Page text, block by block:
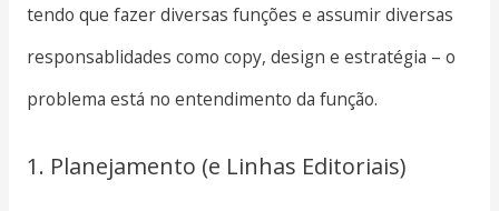
tendo que fazer diversas funções e assumir diversas
responsablidades como copy, design e estratégia – o
problema está no entendimento da função.
1. Planejamento (e Linhas Editoriais)